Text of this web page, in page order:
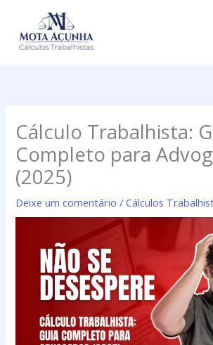
Cálculo Trabalhista:
Completo para
(2025)
Deixe um comentário /Cálculos